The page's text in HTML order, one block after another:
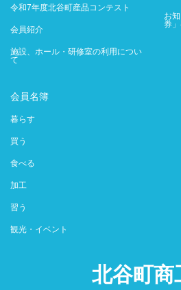
令和7年度北谷町産品コンテスト
会員紹介
施設、ホール・研修室の利用につい
て
お
券
会員名簿
暮らす
買う
食べる
加工
習う
観光・イベント
北谷町商